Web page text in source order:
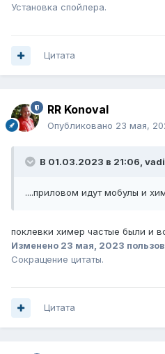
Установка спойлера.
Цитата
RR Konoval
Опубликовано 23 мая,
В 01.03.2023 в 21:06,
....приловом идут мобулы и
поклевки химер частые были и
Изменено 23 мая, 2023
Сокращение цитаты.
Цитата